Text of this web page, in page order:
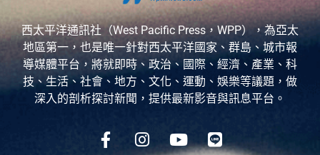
西太平洋通訊社（West Pacific Press，WPP），為亞太
地區第一，也是唯一針對西太平洋國家、群島、城市報
導媒體平台，將就即時、政治、國際、經濟、產業、科
技、生活、社會、地方、文化、運動、娛樂等議題，做
深入的剖析探討新聞，提供最新影音與訊息平台。